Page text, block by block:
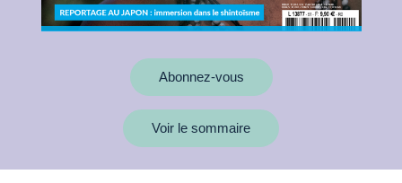
Abonnez-vous
Voir le sommaire